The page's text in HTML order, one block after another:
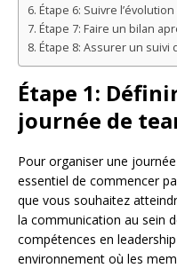
Étape 6: Suivre
Étape 7: Faire un bilan
Étape 8: Assurer un suivi
Étape 1:
journée de
Pour organiser une
essentiel de commencer
que vous souhaitez
la communication au sein
compétences en
environnement où les